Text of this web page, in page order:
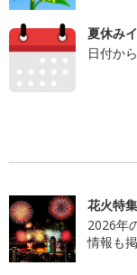
夏休み
日付か
花火特
2026年
情報も